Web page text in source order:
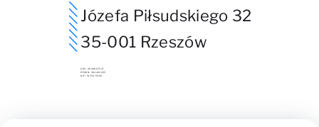
Józefa Piłsudskiego 32
35-001 Rzeszów
KRS: 0000867947
REGON: 364422265
NIP: 5170375196